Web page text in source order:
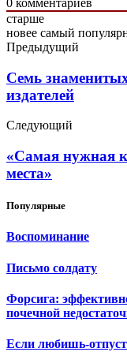
старше
новее самый
Предыдущий
Семь
издателей
Следующий
«Самая нужная
места»
Популярные
Воспоминание
Письмо солдату
Форсига:
почечной
Если любишь-